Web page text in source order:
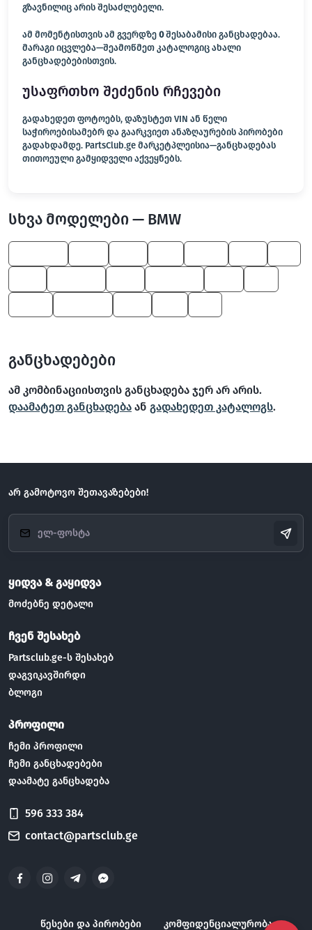
გზავნილიც არის შესაძლებელი.
ამ მომენტისთვის ამ გვერდზე 0შესაბამისი განცხადებაა.
მარაგი იცვლება—შეამოწმეთ კატალოგიც ახალი
განცხადებებისთვის.
უსაფრთხო შეძენის რჩევები
გადახედეთ ფოტოებს, დაზუსტეთ VIN ან წელი
საჭიროებისამებრ და გაარკვიეთ ანაზღაურების პირობები
გადახდამდე. PartsClub.ge მარკეტპლეისია—განცხადებას
თითოეული გამყიდველი აქვეყნებს.
სხვა მოდელები — BMW
განცხადებები
ამ კომბინაციისთვის განცხადება ჯერ არ არის.
დაამატეთ განცხადება ან გადახედეთ კატალოგს.
არ გამოტოვო შეთავაზებები!
ყიდვა & გაყიდვა
მოძებნე დეტალი
ჩვენ შესახებ
Partsclub.ge-ს შესახებ
დაგვიკავშირდი
ბლოგი
პროფილი
ჩემი პროფილი
ჩემი განცხადებები
დაამატე განცხადება
596 333 384
contact@partsclub.ge
წესები და პირობები კომფიდენციალურობა